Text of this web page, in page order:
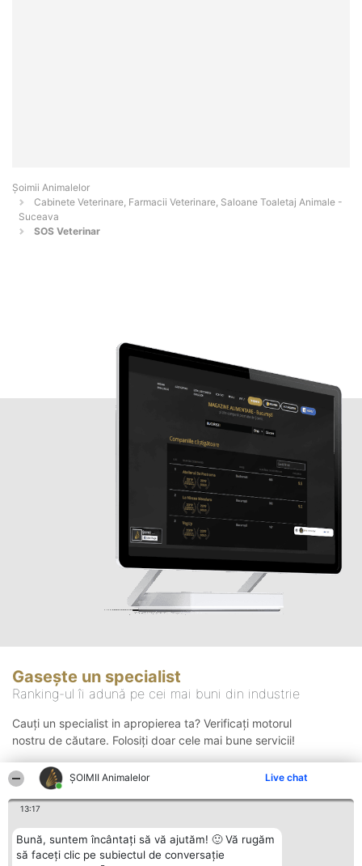
ŞOIMII Animalelor Live chat
13:17
Bună, suntem încântați să vă ajutăm! 🙂 Vă rugăm
să faceți clic pe subiectul de conversație
Şoimii Animalelor
Cabinete Veterinare, Farmacii Veterinare, Saloane Toaletaj Animale -
Suceava
SOS Veterinar
Gasește un specialist
Ranking-ul îi adună pe cei mai buni din industrie
Cauți un specialist in apropierea ta? Verificați motorul
nostru de căutare. Folosiți doar cele mai bune servicii!